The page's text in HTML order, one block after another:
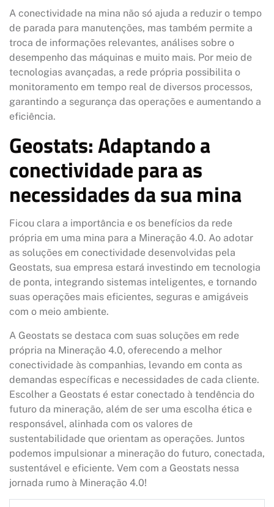
A conectividade na mina não só ajuda a reduzir o tempo
de parada para manutenções, mas também permite a
troca de informações relevantes, análises sobre o
desempenho das máquinas e muito mais. Por meio de
tecnologias avançadas, a rede própria possibilita o
monitoramento em tempo real de diversos processos,
garantindo a segurança das operações e aumentando a
eficiência.
Geostats: Adaptando a
conectividade para as
necessidades da sua mina
Ficou clara a importância e os benefícios da rede
própria em uma mina para a Mineração 4.0. Ao adotar
as soluções em conectividade desenvolvidas pela
Geostats, sua empresa estará investindo em tecnologia
de ponta, integrando sistemas inteligentes, e tornando
suas operações mais eficientes, seguras e amigáveis
com o meio ambiente.
A Geostats se destaca com suas soluções em rede
própria na Mineração 4.0, oferecendo a melhor
conectividade às companhias, levando em conta as
demandas específicas e necessidades de cada cliente.
Escolher a Geostats é estar conectado à tendência do
futuro da mineração, além de ser uma escolha ética e
responsável, alinhada com os valores de
sustentabilidade que orientam as operações. Juntos
podemos impulsionar a mineração do futuro, conectada,
sustentável e eficiente. Vem com a Geostats nessa
jornada rumo à Mineração 4.0!